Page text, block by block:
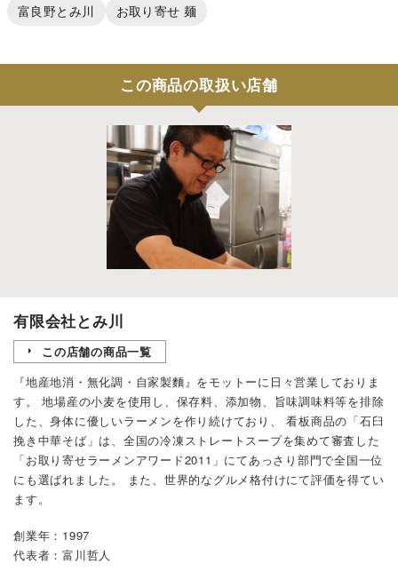
富良野とみ川 お取り寄せ 麺
この商品の取扱い店舗
有限会社とみ川
この店舗の商品一覧
『地産地消・無化調・自家製麵』をモットーに日々営業しておりま
す。 地場産の小麦を使用し、保存料、添加物、旨味調味料等を排除
した、身体に優しいラーメンを作り続けており、 看板商品の「石臼
挽き中華そば」は、全国の冷凍ストレートスープを集めて審査した
「お取り寄せラーメンアワード2011」にてあっさり部門で全国一位
にも選ばれました。 また、世界的なグルメ格付けにて評価を得てい
ます。
創業年：1997
代表者：富川哲人